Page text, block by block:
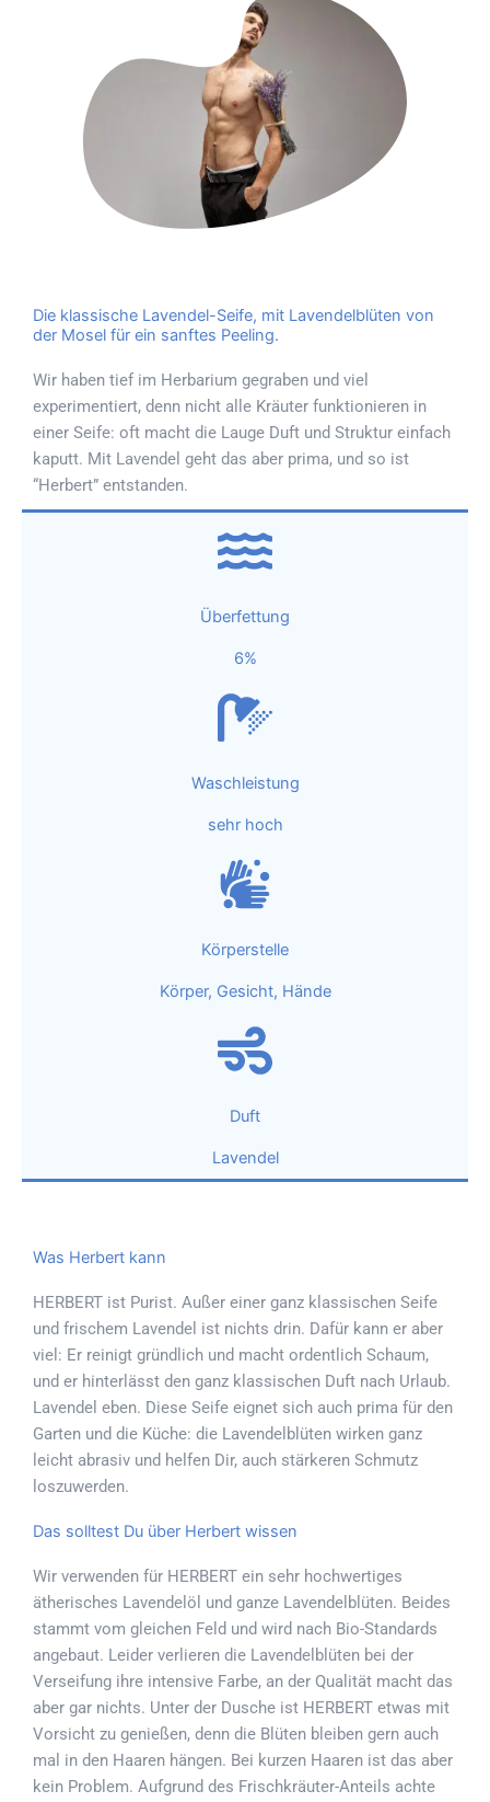
Die klassische Lavendel-Seife, mit Lavendelblüten von
der Mosel für ein sanftes Peeling.
Wir haben tief im Herbarium gegraben und viel
experimentiert, denn nicht alle Kräuter funktionieren in
einer Seife: oft macht die Lauge Duft und Struktur einfach
kaputt. Mit Lavendel geht das aber prima, und so ist
“Herbert” entstanden.
Überfettung
6%
Waschleistung
sehr hoch
Körperstelle
Körper, Gesicht, Hände
Duft
Lavendel
Was Herbert kann
HERBERT ist Purist. Außer einer ganz klassischen Seife
und frischem Lavendel ist nichts drin. Dafür kann er aber
viel: Er reinigt gründlich und macht ordentlich Schaum,
und er hinterlässt den ganz klassischen Duft nach Urlaub.
Lavendel eben. Diese Seife eignet sich auch prima für den
Garten und die Küche: die Lavendelblüten wirken ganz
leicht abrasiv und helfen Dir, auch stärkeren Schmutz
loszuwerden.
Das solltest Du über Herbert wissen
Wir verwenden für HERBERT ein sehr hochwertiges
ätherisches Lavendelöl und ganze Lavendelblüten. Beides
stammt vom gleichen Feld und wird nach Bio-Standards
angebaut. Leider verlieren die Lavendelblüten bei der
Verseifung ihre intensive Farbe, an der Qualität macht das
aber gar nichts. Unter der Dusche ist HERBERT etwas mit
Vorsicht zu genießen, denn die Blüten bleiben gern auch
mal in den Haaren hängen. Bei kurzen Haaren ist das aber
kein Problem. Aufgrund des Frischkräuter-Anteils achte